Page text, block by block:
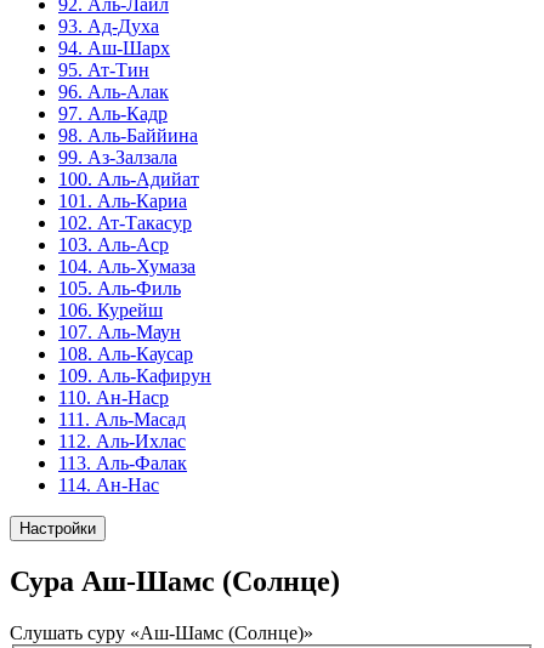
92. Аль-Лайл
93. Ад-Духа
94. Аш-Шарх
95. Ат-Тин
96. Аль-Алак
97. Аль-Кадр
98. Аль-Баййина
99. Аз-Залзала
100. Аль-Адийат
101. Аль-Кариа
102. Ат-Такасур
103. Аль-Аср
104. Аль-Хумаза
105. Аль-Филь
106. Курейш
107. Аль-Маун
108. Аль-Каусар
109. Аль-Кафирун
110. Ан-Наср
111. Аль-Масад
112. Аль-Ихлас
113. Аль-Фалак
114. Ан-Нас
Настройки
Сура Аш-Шамс (Солнце)
Слушать суру «Аш-Шамс (Солнце)»